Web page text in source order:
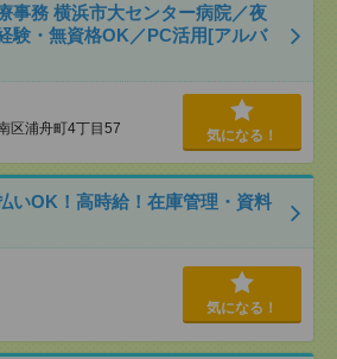
事務 横浜市大センター病院／夜
験・無資格OK／PC活用[アルバ
区浦舟町4丁目57 気になる！
いOK！高時給！在庫管理・資料
気になる！